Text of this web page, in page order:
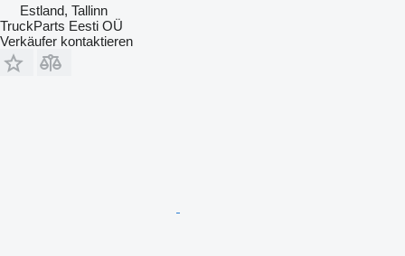
Estland, Tallinn
TruckParts Eesti OÜ
Verkäufer kontaktieren